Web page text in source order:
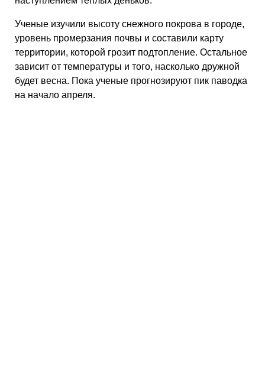
Ученые изучили высоту снежного покрова в городе,
уровень промерзания почвы и составили карту
территории, которой грозит подтопление. Остальное
зависит от температуры и того, насколько дружной
будет весна. Пока ученые прогнозируют пик паводка
на начало апреля.